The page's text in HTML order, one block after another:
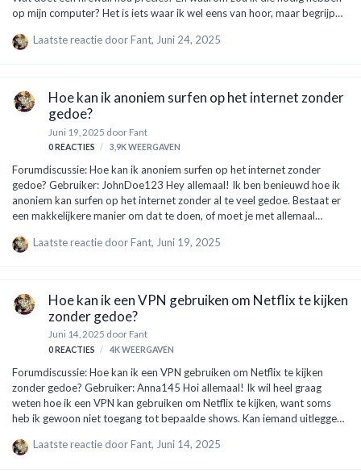
op mijn computer? Het is iets waar ik wel eens van hoor, maar begrijp
Goede vraag. Laten we het simpel houden. Een firewall is als een soort
een huis hebt. Je hebt een deur en misschien wel een poort met een
hekje eromheen. De deur is waar ji…
Laatste reactie doorFant, Juni 24, 2025
Hoe kan ik anoniem surfen op het internet zonder
gedoe?
Juni 19, 2025 door Fant
0REACTIES 3,9K WEERGAVEN
Forumdiscussie: Hoe kan ik anoniem surfen op het internet zonder
gedoe? Gebruiker: JohnDoe123 Hey allemaal! Ik ben benieuwd hoe ik
anoniem kan surfen op het internet zonder al te veel gedoe. Bestaat er
een makkelijkere manier om dat te doen, of moet je met allemaal
tips? Expert: TechGuru87 Hey JohnDoe123! Goede vraag, en het is
uitleggen. VPN (Virtual Private Network): Dit is een van de beste
manieren om je internetverbinding te beveiligen. Het versleutelt je dat…
Laatste reactie doorFant, Juni 19, 2025
Hoe kan ik een VPN gebruiken om Netflix te kijken
zonder gedoe?
Juni 14, 2025 door Fant
0REACTIES 4K WEERGAVEN
Forumdiscussie: Hoe kan ik een VPN gebruiken om Netflix te kijken
zonder gedoe? Gebruiker: Anna145 Hoi allemaal! Ik wil heel graag
weten hoe ik een VPN kan gebruiken om Netflix te kijken, want soms
heb ik gewoon niet toegang tot bepaalde shows. Kan iemand uitleggen
Geweldig dat je dit wilt uitzoeken! Een VPN (Virtual Private Network)
Laatste reactie doorFant, Juni 14, 2025